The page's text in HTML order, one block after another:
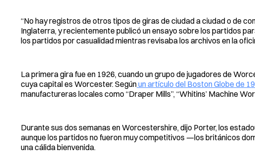
“No hay registros de otros tipos de giras de ciudad a ciudad o de
Inglaterra, y recientemente publicó un ensayo sobre los partidos
los partidos por casualidad mientras revisaba los archivos en la
La primera gira fue en 1926, cuando un grupo de jugadores de
cuya capital es Worcester. Segúnun artículo del Boston Globe de
manufactureras locales como “Draper Mills”, “Whitins’ Machine
Durante sus dos semanas en Worcestershire, dijo Porter, los
aunque los partidos no fueron muy competitivos —los británicos
una cálida bienvenida.